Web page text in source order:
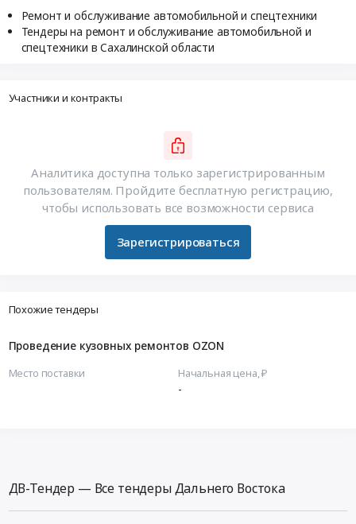
Ремонт и обслуживание автомобильной и спецтехники
Тендеры на ремонт и обслуживание автомобильной и
спецтехники в Сахалинской области
Участники и контракты
Аналитика доступна только зарегистрированным
пользователям. Пройдите бесплатную регистрацию,
чтобы использовать все возможности сервиса
Зарегистрироваться
Похожие тендеры
Проведение кузовных ремонтов OZON
Место поставки Начальная цена, ₽
-
ДВ-Тендер — Все тендеры Дальнего Востока